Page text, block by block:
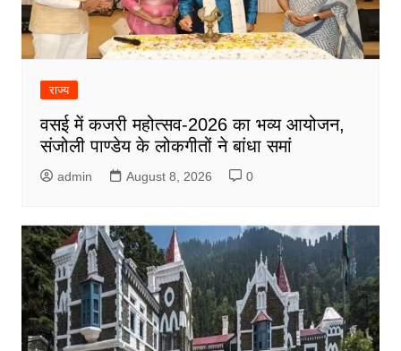
राज्य
वसई में कजरी महोत्सव-2026 का भव्य आयोजन,
संजोली पाण्डेय के लोकगीतों ने बांधा समां
admin August 8, 2026 0